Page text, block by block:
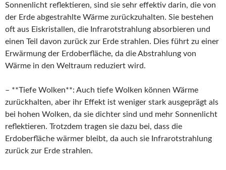
Sonnenlicht reflektieren, sind sie sehr effektiv darin, die von
der Erde abgestrahlte Wärme zurückzuhalten. Sie bestehen
oft aus Eiskristallen, die Infrarotstrahlung absorbieren und
einen Teil davon zurück zur Erde strahlen. Dies führt zu einer
Erwärmung der Erdoberfläche, da die Abstrahlung von
Wärme in den Weltraum reduziert wird.
– **Tiefe Wolken**: Auch tiefe Wolken können Wärme
zurückhalten, aber ihr Effekt ist weniger stark ausgeprägt als
bei hohen Wolken, da sie dichter sind und mehr Sonnenlicht
reflektieren. Trotzdem tragen sie dazu bei, dass die
Erdoberfläche wärmer bleibt, da auch sie Infrarotstrahlung
zurück zur Erde strahlen.